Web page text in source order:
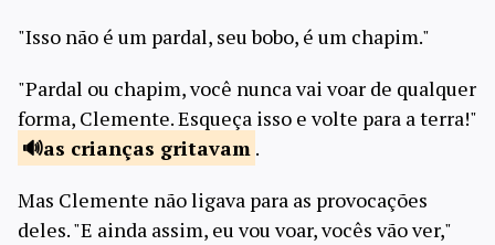
"Isso não é um pardal, seu bobo, é um chapim."
"Pardal ou chapim, você nunca vai voar de qualquer
forma, Clemente. Esqueça isso e volte para a terra!"
as crianças gritavam .
Mas Clemente não ligava para as provocações
deles. "E ainda assim, eu vou voar, vocês vão ver,"